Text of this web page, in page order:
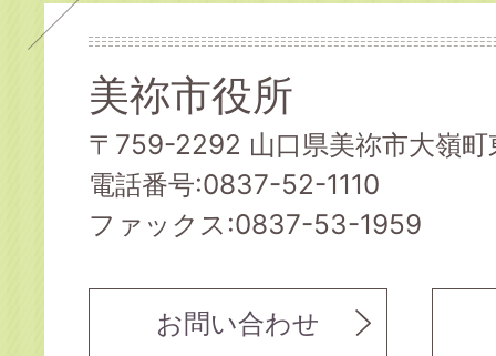
美祢市役所
〒759-2292 山口県美祢市大嶺
電話番号:0837-52-1110
ファックス:0837-53-1959
お問い合わせ